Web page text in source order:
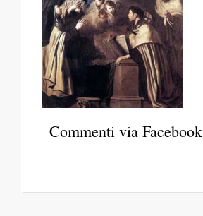
Commenti via Facebook